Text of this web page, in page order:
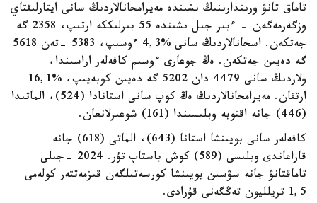
تاماق تانۋ ورىندارىنىڭ ىشىندە مەيرامحانالاردىڭ سانى ايتارلىقتاي
وزگەرمەگەن - ءبىر جىل ىشىندە 55 بىرلىككە ارتىپ، 2358 گە
جەتكەن. اسحانالاردىڭ سانى %4,3 ءوسىپ، 5383 -تەن 5618
گە دەيىن جەتكەن. ەڭ جوعارى ءوسىم كافەلەر اراسىندا،
ولاردىڭ سانى 4479 دان 5202 گە دەيىن كوبەيىپ، %16,1
ارتقان. مەيرامحانالاردىڭ ەڭ كوپ سانى استانادا (524)، الماتىدا
(446) جانە اقتوبە وبلىسىندا (161) شوعىرلانعان.
كافەلەر سانى بويىنشا استانا (643)، الماتى (618) جانە
قاراعاندى وبلىسى (589) كوش باستاپ تۇر. 2024 -جىلى
تاماقتانۋ جانە سۋسىن بويىنشا كورسەتىلگەن قىزمەتتەر كولەمى
1,5 تريلليون تەڭگەنى قۇرادى.